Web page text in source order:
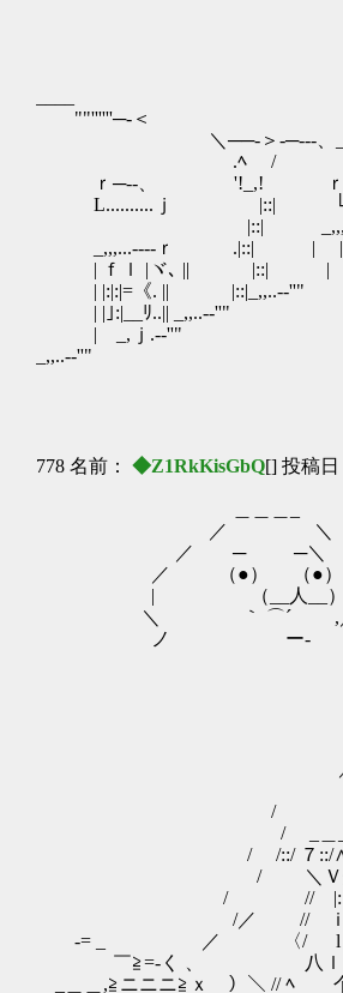
""''''''─-＜
＼──-＞-─---、
.ﾍ / ﾍ
ｒ─--、 '!_,! ｒ─┐
L..........ｊ |::| └= ┘ ｌ|| 二
|::| _,,,...-┐ . || | :||,.-┘
_,,,...--‐‐ｒ .|::| | | ｌ||
| ｆｌ |ヾ､ || |::|
| |:|:|=《. ||
| |｣:|__ﾘ..|| _,,..-‐''" ,/
| _,ｊ.-‐''" ￣￣
_,,..-‐''" ＿＿＿
778 名前： ◆Z1RkKisGbQ[] 投稿日
／ ＼
／ ─ ─＼ な
／ （●） （●）
| （__人__） |
＼ ｀ ⌒´ ,／ 傘は後
ノ ー‐
-‐,コf7{{
／ __{仏:'／:
/:７://
/ }:厶:/::∠}
/ _＿__｣水く
/ /::/ ７::/∧:} /
/ ＼Ｖ介{:し:ﾉ
/ // |:トｆ |ｉ_
/／ // ｉ |:| 丶
‐= _ ／ 〈/ l |:|
￣≧=-く 、 八ｌ｣ l
_＿＿,≧ニニニ≧ｘ ）＼ // ﾍ